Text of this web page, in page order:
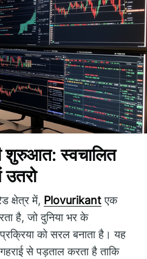
स्वचालित
उतरो
क्षेत्र में, Plovurikantएक
है, जो दुनिया भर के
को सरल बनाता है। यह
से पड़ताल करता है ताकि